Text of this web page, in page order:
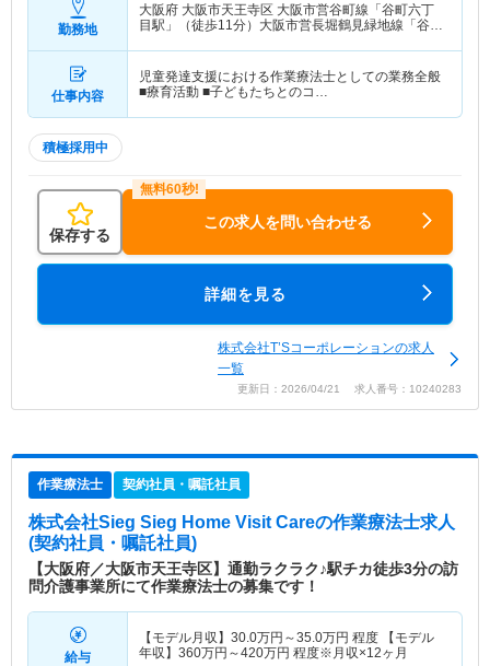
勤務地
大阪府 大阪市天王寺区 大阪市営谷町線「谷町六丁
目駅」（徒歩11分）大阪市営長堀鶴見緑地線「谷町
仕事内容
児童発達支援における作業療法士としての業務全般
■療育活動 ■子どもたちとのコ…
積極採用中
保存する
この求人を問い合わせる
詳細を見る
株式会社T’Sコーポレーションの求人
一覧
更新日：2026/04/21 求人番号：10240283
作業療法士 契約社員・嘱託社員
株式会社Sieg Sieg Home Visit Careの作業療法士求人
(契約社員・嘱託社員)
【大阪府／大阪市天王寺区】通勤ラクラク♪駅チカ徒歩3分の訪
問介護事業所にて作業療法士の募集です！
給与
【モデル月収】 30.0万円～35.0万円 程度 【モデル
年収】 360万円～420万円 程度※月収×12ヶ月